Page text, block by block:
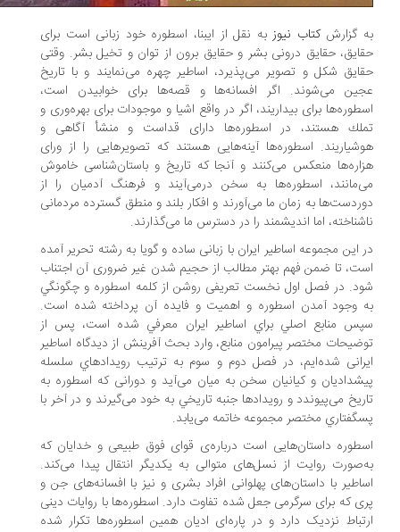
گزارشکتاب نیوزبه نقل از ایبنا، اسطوره خود زبانی است برای
حقایق درونی بشر و حقایق برون از توان و تخیل بشر. وقتی
شكل و تصویر می‌پذیرد،‌ اساطیر چهره می‌نمایند و با تاریخ
می‌شوند. اگر افسانه‌ها و قصه‌ها برای خوابیدن است،
برای بیداریند، اگر در واقع اشیا ‌و موجودات برای بهره‌وری و
هستند، در اسطوره‌ها دارای قداست و منشأ آگاهی و
اسطوره‌ها آینه‌هایی هستند که تصویرهایی را از ورای
منعکس می‌کنند و آنجا که تاریخ و باستان‌شناسی خاموش
اسطوره‌ها به سخن درمی‌آیند و فرهنگ آدمیان را از
به زمان ما می‌آورند و افکار بلند و منطق گسترده مردمانی
اما اندیشمند را در دسترس ما می‌گذارند.
اين مجموعه اساطير ايران با زبانی ساده و گویا به رشته تحرير آمده
تا ضمن فهم بهتر مطالب از حجیم شدن غیر ضروری آن اجتناب
در فصل اول نخست تعریفی روشن از كلمه اسطوره و چگونگي
وجود آمدن اسطوره و اهميت و فايده آن پرداخته‌ شده است.
منابع اصلي براي اساطير ايران معرفي شده است، پس از
مختصر پيرامون منابع، وارد بحث آفرينش از ديدگاه اساطير
شده‌ايم، در فصل دوم و سوم به ترتيب رويدادهاي سلسله
و كيانيان سخن به ميان می‌آيد و دورانی كه اسطوره به
می‌پيوندد و رويدادها جنبه تاريخي به خود می‌گيرند و در آخر با
مختصر مجموعه خاتمه می‌يابد.
داستان‌هایی است درباره‌ی قوای فوق طبیعی و خدایان که
روایت از نسل‌های متوالی به یکدیگر انتقال پیدا می‌کند.
با داستان‌های پهلوانی افراد بشری و نیز با افسانه‌های جن و
که برای سرگرمی جعل شده تفاوت دارد. اسطوره‌ها با روایات دینی
نزدیک دارد و در پاره‌ای ادیان همین اسطوره‌ها تکرار شده